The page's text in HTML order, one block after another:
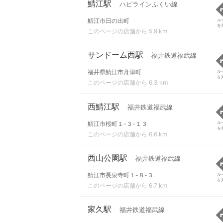
鯖江駅 ハピラインふくい線
鯖江市日の出町
このページの店舗から 5.9 km
ル
を
サンドーム西駅 福井鉄道福武線
福井県鯖江市舟津町
このページの店舗から 6.3 km
ル
を
西鯖江駅 福井鉄道福武線
鯖江市桜町１-３-１３
このページの店舗から 6.6 km
ル
を
西山公園駅 福井鉄道福武線
鯖江市長泉寺町１-８-３
このページの店舗から 6.7 km
ル
を
家久駅 福井鉄道福武線